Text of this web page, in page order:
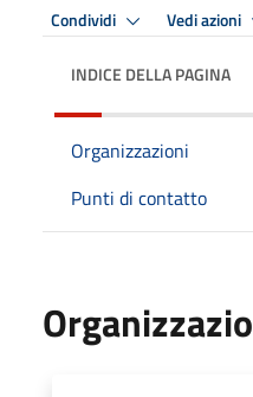
Condividi Vedi azioni
INDICE DELLA PAGINA
Organizzazioni
Punti di contatto